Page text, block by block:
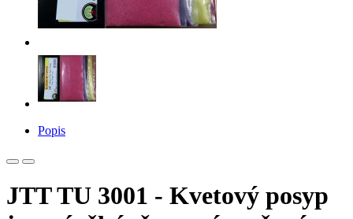
Popis
JTT TU 3001 - Kvetový posyp